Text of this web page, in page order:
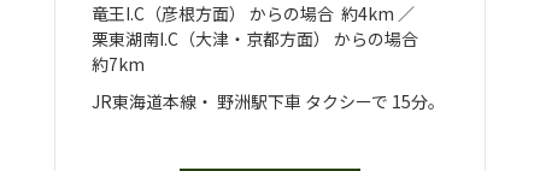
竜王I.C（彦根方面） からの場合 約4km ／
栗東湖南I.C（大津・京都方面）
からの場合
約7km
JR東海道本線・ 野洲駅下車 タクシーで 15分。